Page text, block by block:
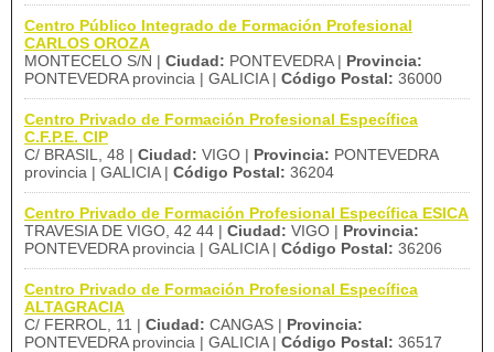
Centro Público Integrado de Formación Profesional
CARLOS OROZA
MONTECELO S/N | Ciudad: PONTEVEDRA | Provincia:
PONTEVEDRA provincia | GALICIA | Código Postal: 36000
Centro Privado de Formación Profesional Específica
C.F.P.E. CIP
C/ BRASIL, 48 | Ciudad: VIGO | Provincia: PONTEVEDRA
provincia | GALICIA | Código Postal: 36204
Centro Privado de Formación Profesional Específica ESICA
TRAVESIA DE VIGO, 42 44 | Ciudad: VIGO | Provincia:
PONTEVEDRA provincia | GALICIA | Código Postal: 36206
Centro Privado de Formación Profesional Específica
ALTAGRACIA
C/ FERROL, 11 | Ciudad: CANGAS | Provincia:
PONTEVEDRA provincia | GALICIA | Código Postal: 36517